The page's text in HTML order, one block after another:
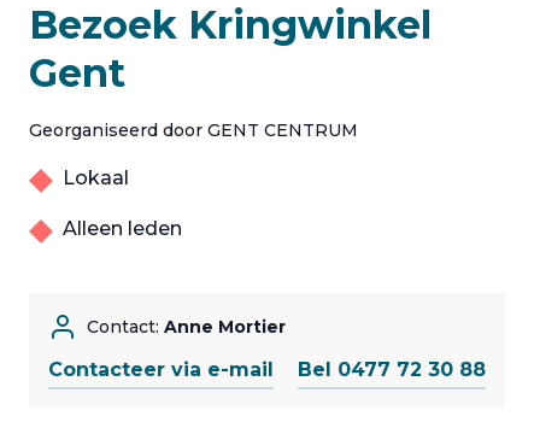
Bezoek Kringwinkel
Gent
Georganiseerd door GENT CENTRUM
Lokaal
Alleen leden
Contact: Anne Mortier
Contacteer via e-mail Bel 0477 72 30 88